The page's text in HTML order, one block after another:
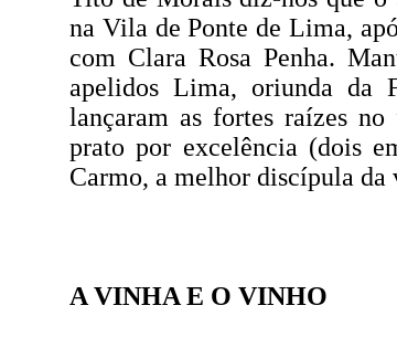
na Vila de Ponte de Lima,
com Clara Rosa Penha.
apelidos Lima, oriunda da
lançaram as fortes raízes
prato por excelência (dois
Carmo, a melhor discípula da
A VINHA E O VINHO